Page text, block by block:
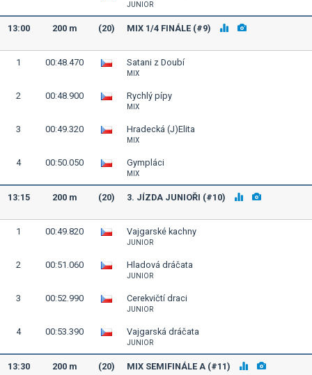
JUNIOR
13:00 200 m (20) MIX 1/4 FINÁLE (#9)
1 00:48.470 Satani z Doubí
MIX
2 00:48.900 Rychlý pípy
MIX
3 00:49.320 Hradecká (J)Elita
MIX
4 00:50.050 Gympláci
MIX
13:15 200 m (20) 3. JÍZDA JUNIOŘI (#10)
1 00:49.820 Vajgarské kachny
JUNIOR
2 00:51.060 Hladová dráčata
JUNIOR
3 00:52.990 Cerekvičtí draci
JUNIOR
4 00:53.390 Vajgarská dráčata
JUNIOR
13:30 200 m (20) MIX SEMIFINÁLE A (#11)